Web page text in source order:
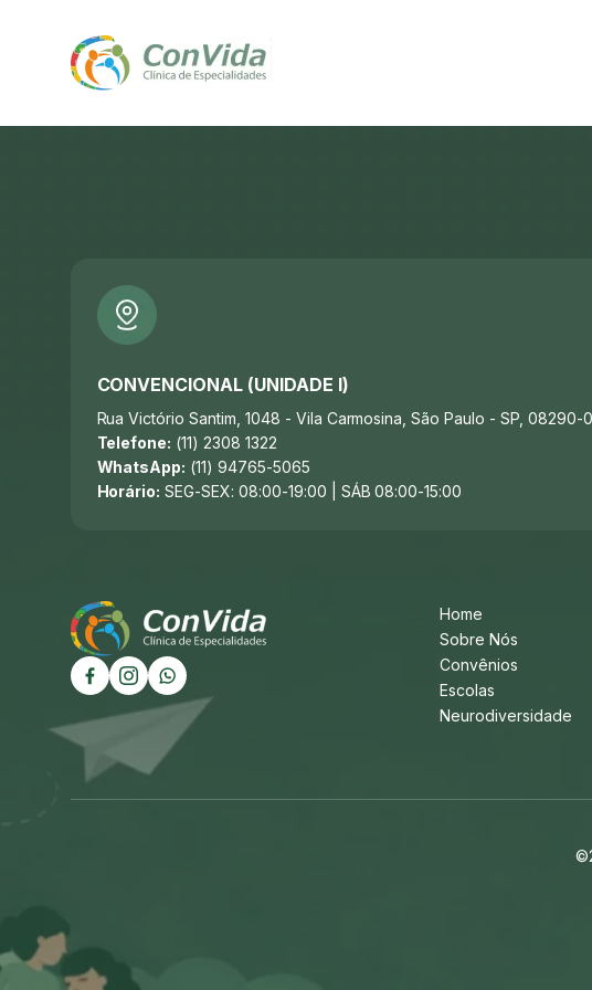
CONVENCIONAL (UNIDADE I)
Rua Victório Santim, 1048 - Vila Carmosina, São Paulo - SP, 08290-
Telefone: (11) 2308 1322
WhatsApp: (11) 94765-5065
Horário: SEG-SEX: 08:00-19:00 | SÁB 08:00-15:00
Home
Sobre Nós
Convênios
Escolas
Neurodiversidade